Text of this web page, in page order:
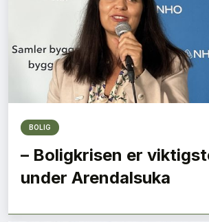
BOLIG
– Boligkrisen er
under Arendalsuka